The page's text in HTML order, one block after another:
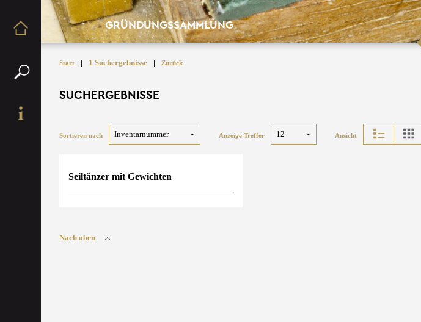
GRÜNDUNGSSAMMLUNG
Start | 1 Suchergebnisse | Zurück
SUCHERGEBNISSE
Sortieren nach Anzeige Treffer Ansicht
Seiltänzer mit Gewichten
Nach oben